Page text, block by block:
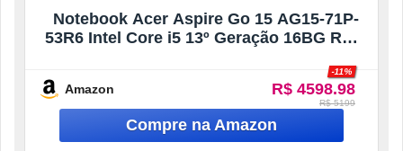
Notebook Acer Aspire Go 15 AG15-71P-
53R6 Intel Core i5 13º Geração 16BG RAM
Amazon R$ 4598.98
-11%
R$ 5199